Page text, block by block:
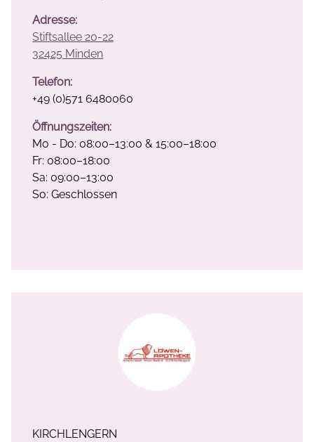
Adresse:
Stiftsallee 20-22
32425 Minden
Telefon:
+49 (0)571 6480060
Öffnungszeiten:
Mo - Do: 08:00–13:00 & 15:00–18:00
Fr: 08:00–18:00
Sa: 09:00–13:00
So: Geschlossen
KIRCHLENGERN